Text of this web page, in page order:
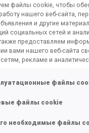
TIME
7 S. EDER
S. STALDER
файлы cookie, чтобы
нашего веб-сайта,
и другие
социальных сетей и
предоставляем
вами нашего веб-сайта
рекламе и
файлы
файлы cookie
необходимые файлы